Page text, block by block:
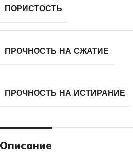
ПОРИСТОСТЬ
ПРОЧНОСТЬ НА СЖАТИЕ
ПРОЧНОСТЬ НА ИСТИРАНИЕ
Описание